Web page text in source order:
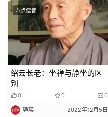
佛
教
艺
术
政
策
法
规
八点僧音
绍云长老：坐禅与静坐的区
别
0 0 0
静瑛 2022年12月5日